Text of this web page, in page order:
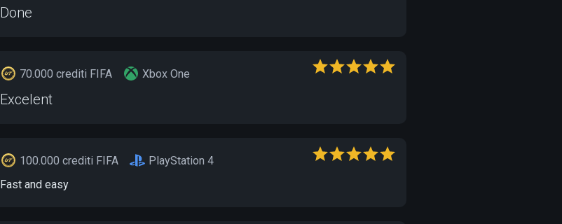
Done
70.000 crediti FIFA Xbox One
Excelent
100.000 crediti FIFA
PlayStation 4
Fast and easy